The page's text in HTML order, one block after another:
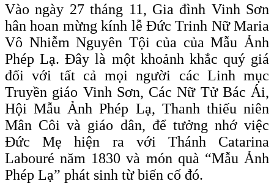
Vào ngày 27 tháng 11, Gia đình Vinh Sơn
hân hoan mừng kính lễ Đức Trinh Nữ Maria
Vô Nhiễm Nguyên Tội của của Mẫu Ảnh
Phép Lạ. Đây là một khoảnh khắc quý giá
đối với tất cả mọi người các Linh mục
Truyền giáo Vinh Sơn, Các Nữ Tử Bác Ái,
Hội Mẫu Ảnh Phép Lạ, Thanh thiếu niên
Mân Côi và giáo dân, để tưởng nhớ việc
Đức Mẹ hiện ra với Thánh Catarina
Labouré năm 1830 và món quà “Mẫu Ảnh
Phép Lạ” phát sinh từ biến cố đó.